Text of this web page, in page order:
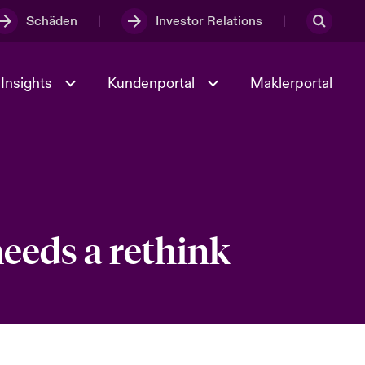
Schäden Investor Relations
Full Spectrum Cyber
Kundenportal Maklerportal
a rethink